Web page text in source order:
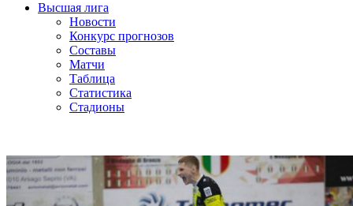
Высшая лига
Новости
Конкурс прогнозов
Составы
Матчи
Таблица
Статистика
Стадионы